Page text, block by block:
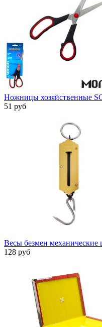
Ножницы хозяйственные
51 руб
Весы безмен механические
128 руб